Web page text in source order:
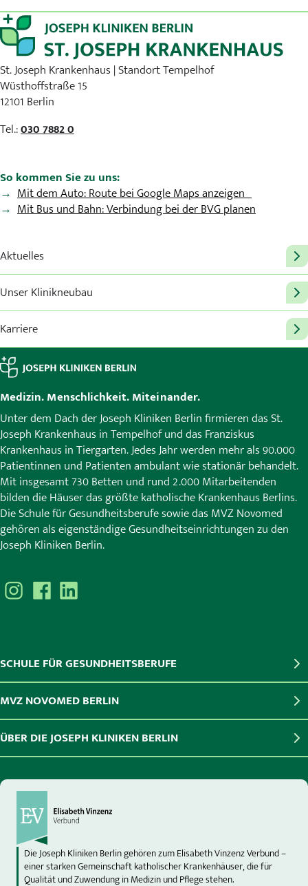
St. Joseph Krankenhaus | Standort Tempelhof
Wüsthoffstraße 15
12101 Berlin
Tel.:030 7882 0
So kommen Sie zu uns:
Mit dem Auto: Route bei Google Maps anzeigen
Mit Bus und Bahn: Verbindung bei der BVG planen
Aktuelles
Unser Klinikneubau
Karriere
Medizin. Menschlichkeit. Miteinander.
Unter dem Dach der Joseph Kliniken Berlin firmieren das St.
Joseph Krankenhaus in Tempelhof und das Franziskus
Krankenhaus in Tiergarten. Jedes Jahr werden mehr als 90.000
Patientinnen und Patienten ambulant wie stationär behandelt.
Mit insgesamt 730 Betten und rund 2.000 Mitarbeitenden
bilden die Häuser das größte katholische Krankenhaus Berlins.
Die Schule für Gesundheitsberufe sowie das MVZ Novomed
gehören als eigenständige Gesundheitseinrichtungen zu den
Joseph Kliniken Berlin.
SCHULE FÜR GESUNDHEITSBERUFE
MVZ NOVOMED BERLIN
ÜBER DIE JOSEPH KLINIKEN BERLIN
Die Joseph Kliniken Berlin gehören zum Elisabeth Vinzenz Verbund –
einer starken Gemeinschaft katholischer Krankenhäuser, die für
Qualität und Zuwendung in Medizin und Pflege stehen.